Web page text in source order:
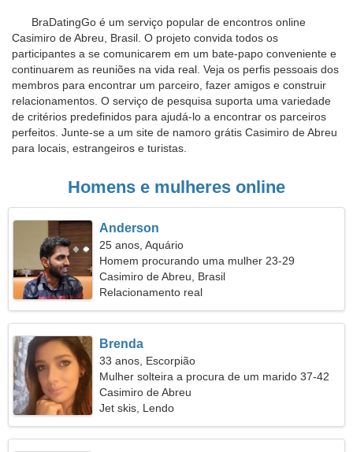
BraDatingGo é um serviço popular de encontros online
Casimiro de Abreu, Brasil. O projeto convida todos os
participantes a se comunicarem em um bate-papo conveniente e
continuarem as reuniões na vida real. Veja os perfis pessoais dos
membros para encontrar um parceiro, fazer amigos e construir
relacionamentos. O serviço de pesquisa suporta uma variedade
de critérios predefinidos para ajudá-lo a encontrar os parceiros
perfeitos. Junte-se a um site de namoro grátis Casimiro de Abreu
para locais, estrangeiros e turistas.
Homens e mulheres online
Anderson
25 anos, Aquário
Homem procurando uma mulher 23-29
Casimiro de Abreu, Brasil
Relacionamento real
Brenda
33 anos, Escorpião
Mulher solteira a procura de um marido 37-42
Casimiro de Abreu
Jet skis, Lendo